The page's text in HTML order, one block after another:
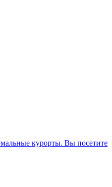
курорты. Вы посетите